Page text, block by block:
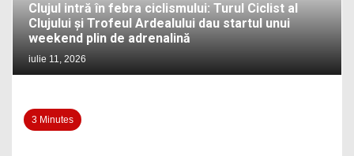
Clujul intră în febra ciclismului: Turul Ciclist al
Clujului și Trofeul Ardealului dau startul unui
weekend plin de adrenalină
iulie 11, 2026
3 Minutes